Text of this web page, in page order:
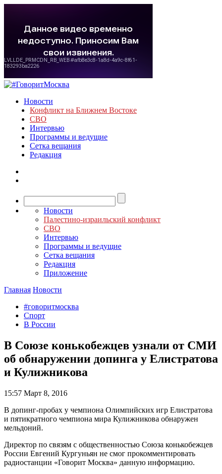
Новости
Конфликт на Ближнем Востоке
СВО
Интервью
Программы и ведущие
Сетка вещания
Редакция
Новости
Палестино-израильский конфликт
СВО
Интервью
Программы и ведущие
Сетка вещания
Редакция
Приложение
Главная Новости
#говоритмосква
Спорт
В России
В Союзе конькобежцев узнали от СМИ
об обнаружении допинга у Елистратова
и Кулижникова
15:57 Март 8, 2016
В допинг-пробах у чемпиона Олимпийских игр Елистратова
и пятикратного чемпиона мира Кулижникова обнаружен
мельдоний.
Директор по связям с общественностью Союза конькобежцев
России Евгений Кургуньян не смог прокомментировать
радиостанции «Говорит Москва» данную информацию.